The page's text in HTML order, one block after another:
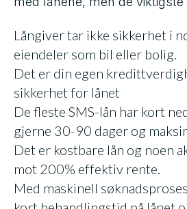
Långiver tar ikke sikkerhet i
eiendeler som bil eller bolig.
Det er din egen
sikkerhet for lånet
De fleste SMS-lån har kort
gjerne 30-90 dager og
Det er kostbare lån og noen
mot 200% effektiv rente.
Med maskinell